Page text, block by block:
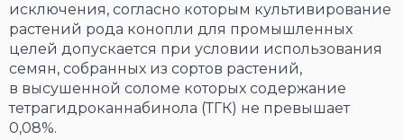
исключения, согласно которым культивирование
растений рода конопли для промышленных
целей допускается при условии использования
семян, собранных из сортов растений,
в высушенной соломе которых содержание
тетрагидроканнабинола (ТГК) не превышает
0,08%.